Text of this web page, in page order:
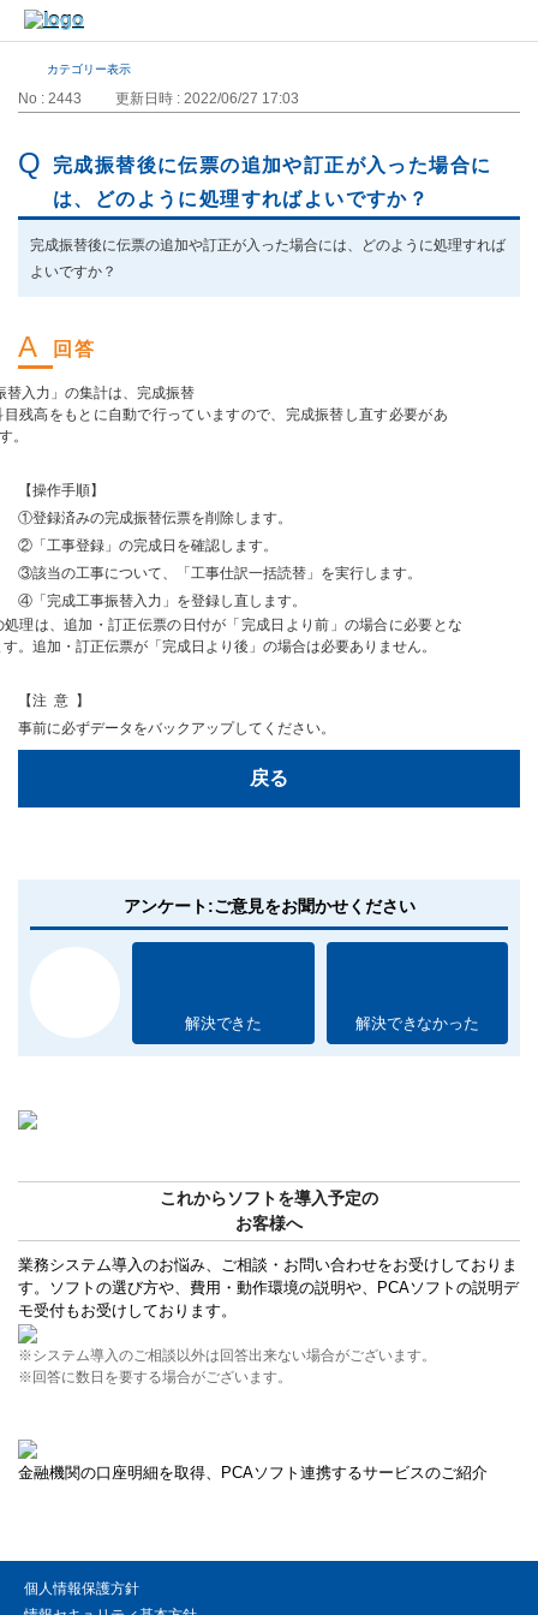
カテゴリー表示
No : 2443 更新日時 : 2022/06/27 17:03
完成振替後に伝票の追加や訂正が入った場合に
は、どのように処理すればよいですか？
完成振替後に伝票の追加や訂正が入った場合には、どのように処理すれば
よいですか？
替入力」の集計は、完成振替
目残高をもとに自動で行っていますので、完成振替し直す必要があ
。
【操作手順】
①登録済みの完成振替伝票を削除します。
②「工事登録」の完成日を確認します。
③該当の工事について、「工事仕訳一括読替 」を実行します。
④「完成工事振替入力」を登録し直します。
理は、追加・訂正伝票の日付が「完成日より前」の場合に必要とな
す。追加・訂正伝票が「完成日より後」の場合は必要ありません。
【注意 】
事前に必ずデータをバックアップしてください。
戻る
アンケート:ご意見をお聞かせください
解決できた 解決できなかった
これからソフトを導入予定の
お客様へ
業務システム導入のお悩み、ご相談・お問い合わせをお受けしておりま
す。ソフトの選び方や、費用・動作環境の説明や、PCAソフトの説明デ
モ受付もお受けしております。
※システム導入のご相談以外は回答出来ない場合がございます。
※回答に数日を要する場合がございます。
金融機関の口座明細を取得、PCAソフト連携するサービスのご紹介
個人情報保護方針